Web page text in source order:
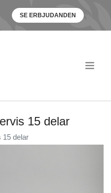
SE ERBJUDANDEN
15 delar
15 delar